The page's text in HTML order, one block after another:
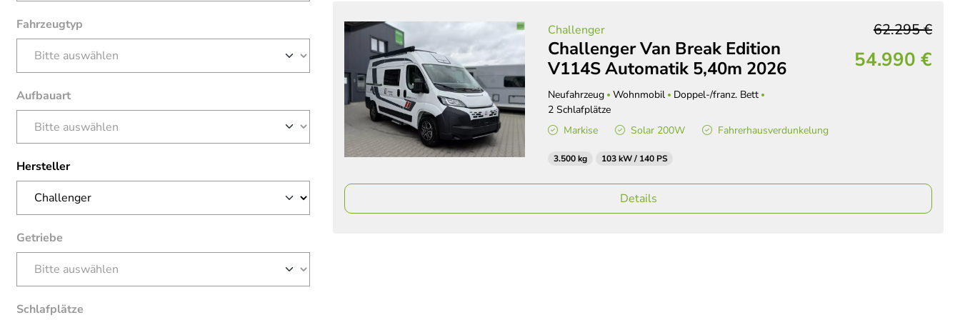
Fahrzeugtyp
Aufbauart
Hersteller
Getriebe
Schlafplätze
Challenger
Challenger Van Break Edition
V114S Automatik 5,40m 2026
Neufahrzeug Wohnmobil
Doppel-/franz. Bett
2 Schlafplätze
54.990 €
62.295 €
Markise Solar 200W Fahrerhausverdunkelung
3.500 kg 103 kW / 140 PS
Details